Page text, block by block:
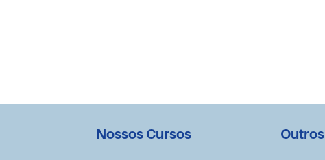
Nossos Cursos Outros